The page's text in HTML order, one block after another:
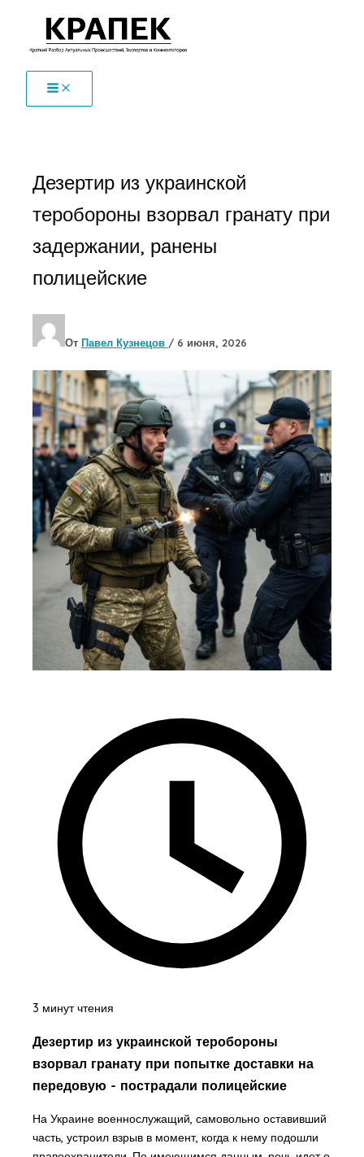
Перейти
содержимому
Дезертир из украинской
теробороны взорвал гранату при
задержании, ранены
полицейские
От Павел Кузнецов / 6 июня, 2026
3 минут чтения
Дезертир из украинской теробороны
взорвал гранату при попытке доставки на
передовую - пострадали полицейские
На Украине военнослужащий, самовольно оставивший
часть, устроил взрыв в момент, когда к нему подошли